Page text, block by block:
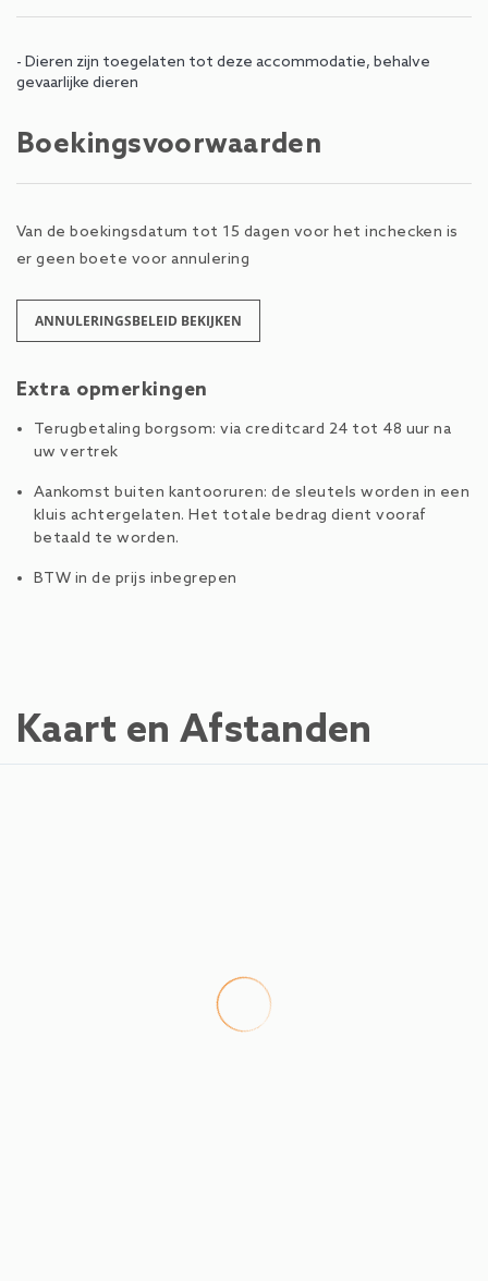
- Dieren zijn toegelaten tot deze accommodatie, behalve
gevaarlijke dieren
Boekingsvoorwaarden
Van de boekingsdatum tot 15 dagen voor het inchecken is
er geen boete voor annulering
ANNULERINGSBELEID BEKIJKEN
Extra opmerkingen
Terugbetaling borgsom: via creditcard 24 tot 48 uur na
uw vertrek
Aankomst buiten kantooruren: de sleutels worden in een
kluis achtergelaten. Het totale bedrag dient vooraf
betaald te worden.
BTW in de prijs inbegrepen
Kaart en Afstanden